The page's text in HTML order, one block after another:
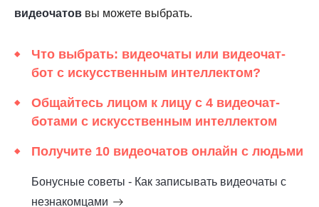
видеочатов вы можете выбрать.
Что выбрать: видеочаты или видеочат-
бот с искусственным интеллектом?
Общайтесь лицом к лицу с 4 видеочат-
ботами с искусственным интеллектом
Получите 10 видеочатов онлайн с людьми
Бонусные советы - Как записывать видеочаты с
незнакомцами